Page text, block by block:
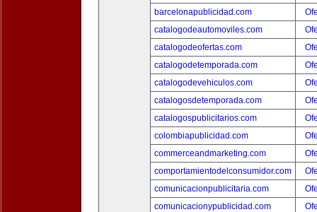
barcelonapublicidad.com
catalogodeautomoviles.com
catalogodeofertas.com
catalogodetemporada.com
catalogodevehiculos.com
catalogosdetemporada.com
catalogospublicitarios.com
colombiapublicidad.com
commerceandmarketing.com
comportamientodelconsumidor.com
comunicacionpublicitaria.com
comunicacionypublicidad.com